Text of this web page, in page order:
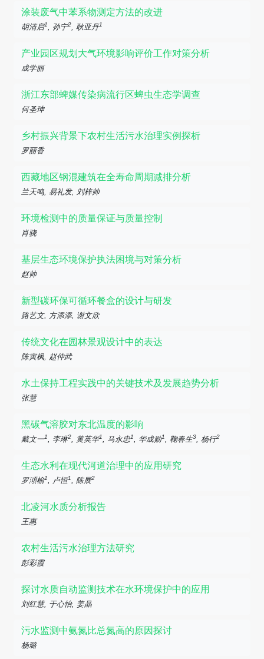
涂装废气中苯系物测定方法的改进
胡清启1, 孙宁2, 耿亚丹1
产业园区规划大气环境影响评价工作对策分析
成学丽
浙江东部蜱媒传染病流行区蜱虫生态学调查
何圣珅
乡村振兴背景下农村生活污水治理实例探析
罗丽香
西藏地区钢混建筑在全寿命周期减排分析
兰天鸣, 易礼发, 刘梓帅
环境检测中的质量保证与质量控制
肖骁
基层生态环境保护执法困境与对策分析
赵帅
新型碳环保可循环餐盒的设计与研发
路艺文, 方添添, 谢文欣
传统文化在园林景观设计中的表达
陈寅枫, 赵仲武
水土保持工程实践中的关键技术及发展趋势分析
张慧
黑碳气溶胶对东北温度的影响
戴文一1, 李琳2, 黄英华1, 马永忠1, 华成勋1, 鞠春生3, 杨行2
生态水利在现代河道治理中的应用研究
罗澒榆1, 卢恒1, 陈展2
北凌河水质分析报告
王惠
农村生活污水治理方法研究
彭彩霞
探讨水质自动监测技术在水环境保护中的应用
刘红慧, 于心怡, 姜晶
污水监测中氨氮比总氮高的原因探讨
杨璐